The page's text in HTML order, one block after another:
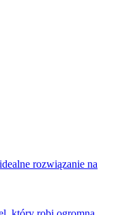
rozwiązanie na